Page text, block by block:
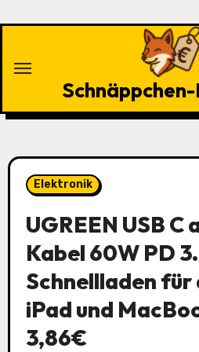
Elektronik
UGREEN USB C
Kabel 60W PD
Schnellladen für
iPad und
3,86€